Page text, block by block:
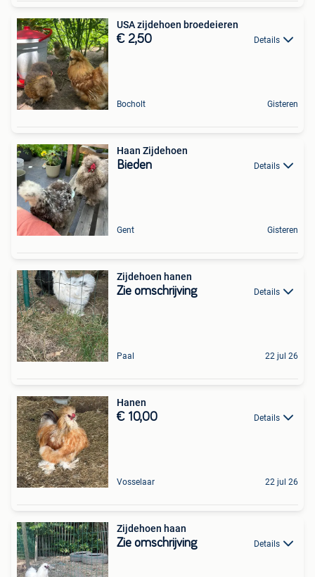
USA zijdehoen broedeieren
€ 2,50 Details
Bocholt Gisteren
Haan Zijdehoen
Bieden Details
Gent Gisteren
Zijdehoen hanen
Zie omschrijving Details
Paal 22 jul 26
Hanen
€ 10,00 Details
Vosselaar 22 jul 26
Zijdehoen haan
Zie omschrijving Details